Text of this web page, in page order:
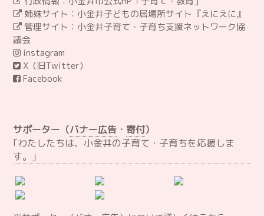
姉妹サイト：小金井子どもの居場所サイト『えにえに』
管理サイト：小金井子育て・子育ち支援ネットワーク協
議会
instagram
X（旧Twitter）
Facebook
サポーター（バナー広告 ・ 寄付）
｢わたしたちは、小金井の子育て・子育ちを応援しま
す。｣